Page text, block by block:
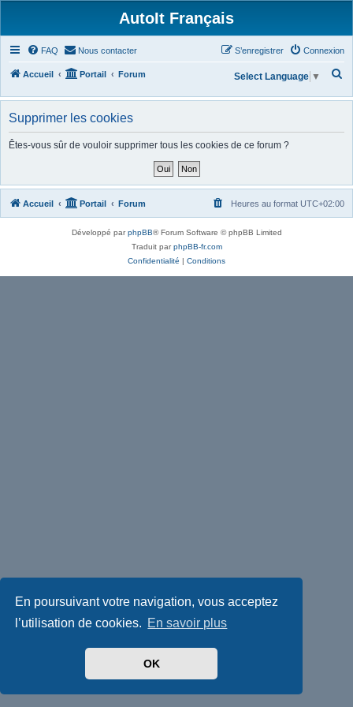
En poursuivant votre navigation, vous acceptez
l’utilisation de cookies. En savoir plus
OK
AutoIt Français
FAQ Nous contacter Connexion
S’enregistrer
Accueil Portail Forum
h
c
h
Select Language ▼
Supprimer les cookies
Êtes-vous sûr de vouloir supprimer tous les cookies de ce forum ?
Accueil Portail Forum Heures au format UTC+02:00
Développé parphpBB® Forum Software © phpBB Limited
Traduit parphpBB-fr.com
Confidentialité | Conditions